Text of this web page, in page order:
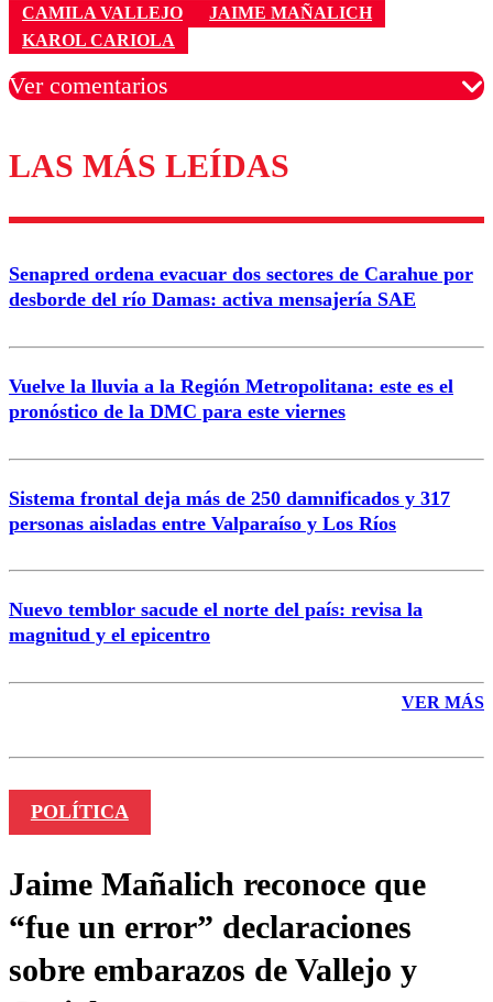
CAMILA VALLEJO
JAIME MAÑALICH
KAROL CARIOLA
Ver comentarios
Los comentarios son moderados para garantizar un
diálogo respetuoso.
Correo
Enviar comentario
LAS MÁS LEÍDAS
Senapred ordena evacuar dos sectores de Carahue por
desborde del río Damas: activa mensajería SAE
Vuelve la lluvia a la Región Metropolitana: este es el
pronóstico de la DMC para este viernes
Sistema frontal deja más de 250 damnificados y 317
personas aisladas entre Valparaíso y Los Ríos
Nuevo temblor sacude el norte del país: revisa la
magnitud y el epicentro
VER MÁS
POLÍTICA
Jaime Mañalich reconoce que
“fue un error” declaraciones
sobre embarazos de Vallejo y